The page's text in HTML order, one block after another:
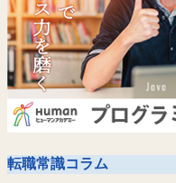
転職常識コラム